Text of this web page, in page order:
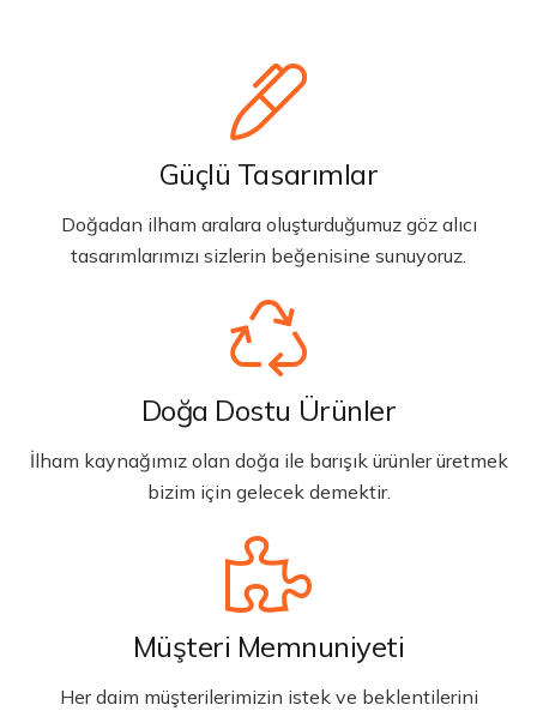
Güçlü Tasarımlar
Doğadan ilham aralara oluşturduğumuz göz alıcı
tasarımlarımızı sizlerin beğenisine sunuyoruz.
Doğa Dostu Ürünler
İlham kaynağımız olan doğa ile barışık ürünler üretmek
bizim için gelecek demektir.
Müşteri Memnuniyeti
Her daim müşterilerimizin istek ve beklentilerini